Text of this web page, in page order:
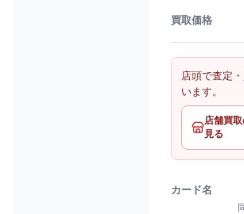
買取価格
店頭で査定
います。
店舗買
見る
カード名